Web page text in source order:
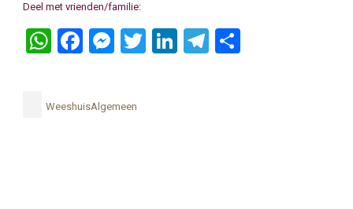
Deel met vrienden/familie:
WhatsApp
Facebook
Messenger
Twitter
LinkedIn
Telegram
WeeshuisAlgemeen